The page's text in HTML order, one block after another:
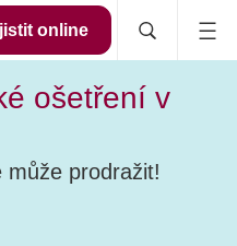
online
ošetření v
může prodražit!